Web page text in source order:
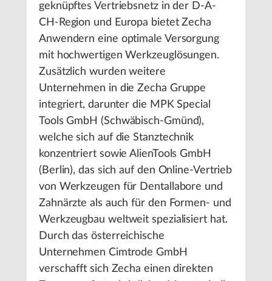
geknüpftes Vertriebsnetz in der D-A-
CH-Region und Europa bietet Zecha
Anwendern eine optimale Versorgung
mit hochwertigen Werkzeuglösungen.
Zusätzlich wurden weitere
Unternehmen in die Zecha Gruppe
integriert, darunter die MPK Special
Tools GmbH (Schwäbisch-Gmünd),
welche sich auf die Stanztechnik
konzentriert sowie AlienTools GmbH
(Berlin), das sich auf den Online-Vertrieb
von Werkzeugen für Dentallabore und
Zahnärzte als auch für den Formen- und
Werkzeugbau weltweit spezialisiert hat.
Durch das österreichische
Unternehmen Cimtrode GmbH
verschafft sich Zecha einen direkten